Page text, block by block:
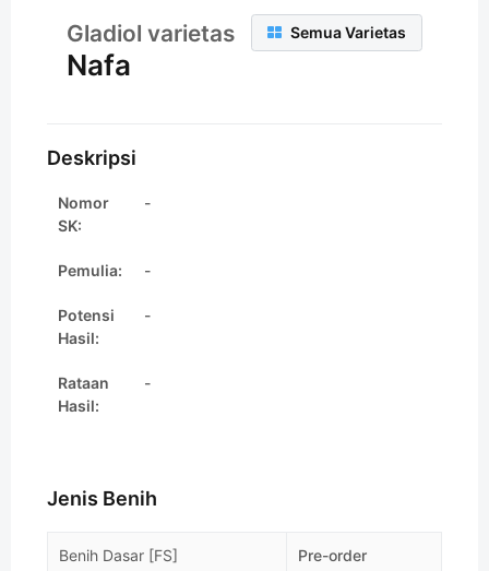
Semua Varietas
Gladiol varietas
Nafa
Deskripsi
Nomor
SK:
-
Pemulia: -
Potensi
Hasil:
-
Rataan
Hasil:
-
Jenis Benih
Benih Dasar [FS] Pre-order